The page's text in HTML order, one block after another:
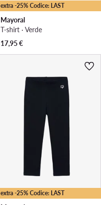
extra -25% Codice: LAST
Mayoral
T-shirt · Verde
17,95€
extra -25% Codice: LAST